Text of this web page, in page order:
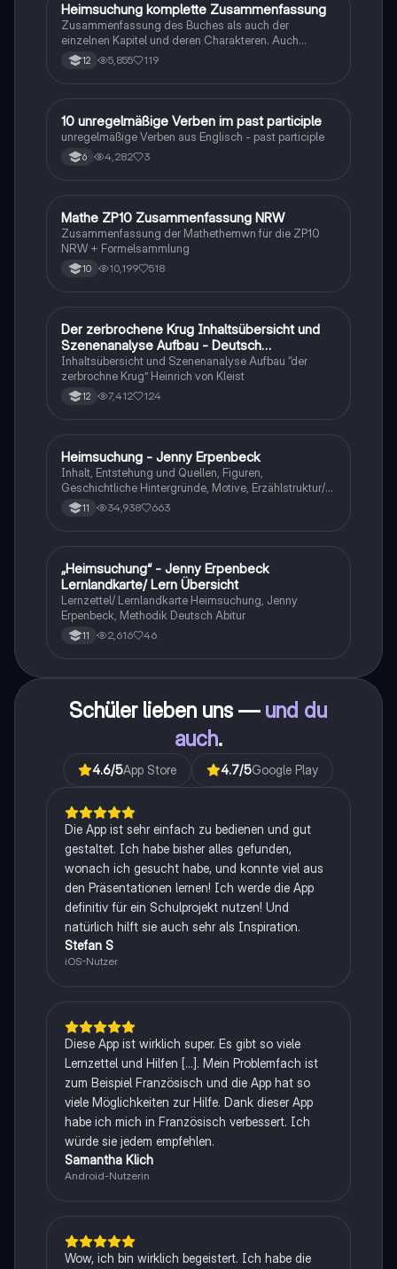
Deutsch
Heimsuchung komplette Zusammenfassung
Zusammenfassung des Buches als auch der
einzelnen Kapitel und deren Charakteren. Auch
tabellarisch. Im Unterricht ohne KI erstellt
12 5,855 119
1 Englisch
10 unregelmäßige Verben im past participle
unregelmäßige Verben aus Englisch - past participle
6 4,282 3
Mathe
Mathe ZP10 Zusammenfassung NRW
Zusammenfassung der Mathethemwn für die ZP10
NRW + Formelsammlung
10 10,199 518
Deutsch
Der zerbrochene Krug Inhaltsübersicht und
Szenenanalyse Aufbau - Deutsch
Q1/Q2/Abitur
Inhaltsübersicht und Szenenanalyse Aufbau “der
zerbrochne Krug” Heinrich von Kleist
12 7,412 124
Deutsch
Heimsuchung - Jenny Erpenbeck
Inhalt, Entstehung und Quellen, Figuren,
Geschichtliche Hintergründe, Motive, Erzählstruktur/-
stil 11 34,938 663
Deutsch
„Heimsuchung“ - Jenny Erpenbeck
Lernlandkarte/ Lern Übersicht
Lernzettel/ Lernlandkarte Heimsuchung, Jenny
Erpenbeck, Methodik Deutsch Abitur
11 2,616 46
Schüler lieben uns — und du
auch.
4.6/5App Store 4.7/5Google Play
Die App ist sehr einfach zu bedienen und gut
gestaltet. Ich habe bisher alles gefunden,
wonach ich gesucht habe, und konnte viel aus
den Präsentationen lernen! Ich werde die App
definitiv für ein Schulprojekt nutzen! Und
natürlich hilft sie auch sehr als Inspiration.
Stefan S
iOS-Nutzer
Diese App ist wirklich super. Es gibt so viele
Lernzettel und Hilfen [...]. Mein Problemfach ist
zum Beispiel Französisch und die App hat so
viele Möglichkeiten zur Hilfe. Dank dieser App
habe ich mich in Französisch verbessert. Ich
würde sie jedem empfehlen.
Samantha Klich
Android-Nutzerin
Wow, ich bin wirklich begeistert. Ich habe die